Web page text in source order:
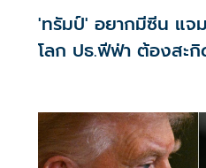
'ทรัมป์' อยากมีซีน แจ
โลก ปธ.ฟีฟ่า ต้องสะกิ